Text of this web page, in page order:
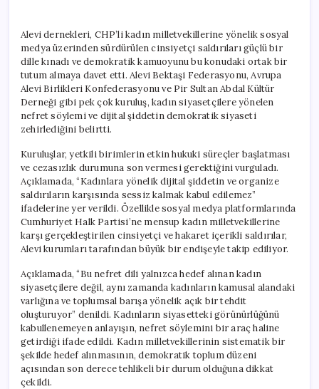
Linç
Kampanyalarına
Karşı
Ortak
Tepki
Gösterdi
için
Alevi dernekleri, CHP’li kadın milletvekillerine yönelik sosyal
medya üzerinden sürdürülen cinsiyetçi saldırıları güçlü bir
dille kınadı ve demokratik kamuoyunu bu konudaki ortak bir
tutum almaya davet etti. Alevi Bektaşi Federasyonu, Avrupa
Alevi Birlikleri Konfederasyonu ve Pir Sultan Abdal Kültür
Derneği gibi pek çok kuruluş, kadın siyasetçilere yönelen
nefret söylemi ve dijital şiddetin demokratik siyaseti
zehirlediğini belirtti.
Kuruluşlar, yetkili birimlerin etkin hukuki süreçler başlatması
ve cezasızlık durumuna son vermesi gerektiğini vurguladı.
Açıklamada, “Kadınlara yönelik dijital şiddetin ve organize
saldırıların karşısında sessiz kalmak kabul edilemez”
ifadelerine yer verildi. Özellikle sosyal medya platformlarında
Cumhuriyet Halk Partisi’ne mensup kadın milletvekillerine
karşı gerçekleştirilen cinsiyetçi ve hakaret içerikli saldırılar,
Alevi kurumları tarafından büyük bir endişeyle takip ediliyor.
Açıklamada, “Bu nefret dili yalnızca hedef alınan kadın
siyasetçilere değil, aynı zamanda kadınların kamusal alandaki
varlığına ve toplumsal barışa yönelik açık bir tehdit
oluşturuyor” denildi. Kadınların siyasetteki görünürlüğünü
kabullenemeyen anlayışın, nefret söylemini bir araç haline
getirdiği ifade edildi. Kadın milletvekillerinin sistematik bir
şekilde hedef alınmasının, demokratik toplum düzeni
açısından son derece tehlikeli bir durum olduğuna dikkat
çekildi.